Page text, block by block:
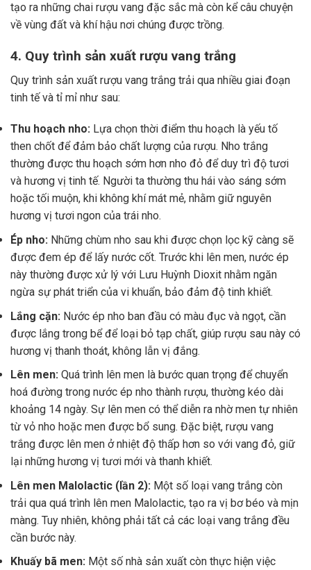
tạo ra những chai rượu vang đặc sắc mà còn kể câu chuyện
về vùng đất và khí hậu nơi chúng được trồng.
4. Quy trình sản xuất rượu vang trắng
Quy trình sản xuất rượu vang trắng trải qua nhiều giai đoạn
tinh tế và tỉ mỉ như sau:
Thu hoạch nho: Lựa chọn thời điểm thu hoạch là yếu tố
then chốt để đảm bảo chất lượng của rượu. Nho trắng
thường được thu hoạch sớm hơn nho đỏ để duy trì độ tươi
và hương vị tinh tế. Người ta thường thu hái vào sáng sớm
hoặc tối muộn, khi không khí mát mẻ, nhằm giữ nguyên
hương vị tươi ngon của trái nho.
Ép nho: Những chùm nho sau khi được chọn lọc kỹ càng sẽ
được đem ép để lấy nước cốt. Trước khi lên men, nước ép
này thường được xử lý với Lưu Huỳnh Dioxit nhằm ngăn
ngừa sự phát triển của vi khuẩn, bảo đảm độ tinh khiết.
Lắng cặn: Nước ép nho ban đầu có màu đục và ngọt, cần
được lắng trong bể để loại bỏ tạp chất, giúp rượu sau này có
hương vị thanh thoát, không lẫn vị đắng.
Lên men: Quá trình lên men là bước quan trọng để chuyển
hoá đường trong nước ép nho thành rượu, thường kéo dài
khoảng 14 ngày. Sự lên men có thể diễn ra nhờ men tự nhiên
từ vỏ nho hoặc men được bổ sung. Đặc biệt, rượu vang
trắng được lên men ở nhiệt độ thấp hơn so với vang đỏ, giữ
lại những hương vị tươi mới và thanh khiết.
Lên men Malolactic (lần 2): Một số loại vang trắng còn
trải qua quá trình lên men Malolactic, tạo ra vị bơ béo và mịn
màng. Tuy nhiên, không phải tất cả các loại vang trắng đều
cần bước này.
Khuấy bã men: Một số nhà sản xuất còn thực hiện việc